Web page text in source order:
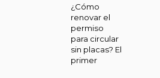
¿Cómo
renovar el
permiso
para circular
sin placas? El
primer